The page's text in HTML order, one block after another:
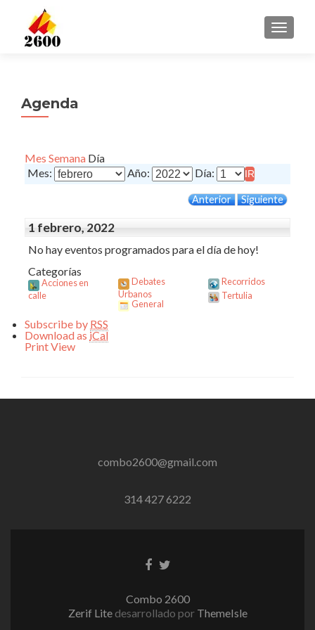
Agenda
Mes Semana Día
Mes:
Año: Día:
Anterior Siguiente
1 febrero, 2022
No hay eventos programados para el día de hoy!
Categorías
Acciones en
calle
Debates
Urbanos
General
Recorridos
Tertulia
Subscribe by RSS
Download as iCal
PrintView
combo2600@gmail.com
314 427 6222
EnlaceEnlace
Combo 2600
Zerif Lite desarrollado por ThemeIsle